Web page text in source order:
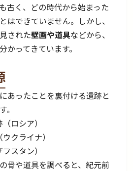
古く、どの時代から始まった
はできていません。しかし、
された壁画や道具などから、
かってきています。
あったことを裏付ける遺跡と
。
ロシア）
クライナ）
スタン）
骨や道具を調べると、紀元前